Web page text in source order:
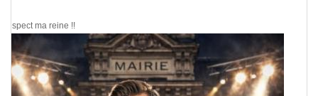
Respect ma reine !!